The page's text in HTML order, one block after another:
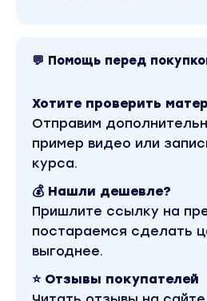
💬 Помощь перед
Хотите проверить
Отправим
пример видео или
курса.
💰 Нашли дешевле?
Пришлите ссылку на
постараемся сделать
выгоднее.
⭐ Отзывы покупателей